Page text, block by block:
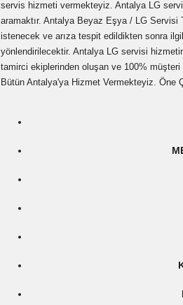
servis hizmeti vermekteyiz. Antalya LG
aramaktır. Antalya Beyaz Eşya / LG Servisi
istenecek ve arıza tespit edildikten sonra
yönlendirilecektir. Antalya LG servisi
tamirci ekiplerinden oluşan ve 100%
Bütün Antalya'ya Hizmet Vermekteyiz. Öne